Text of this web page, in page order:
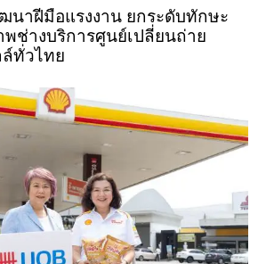
นาฝีมือแรงงาน ยกระดับทักษะ
พช่างบริการศูนย์เปลี่ยนถ่าย
ล์ทั่วไทย